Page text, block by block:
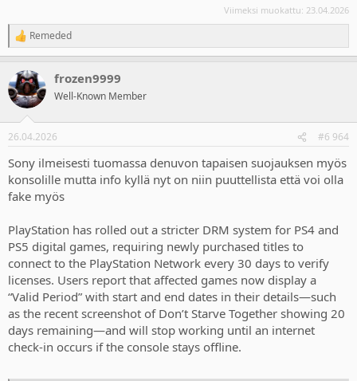
Viimeksi muokattu: 23.04.2026
R
e
c
t
i
n
s
Remeded
frozen9999
Well-Known Member
26.04.2026 #6 964
Sony ilmeisesti tuomassa denuvon tapaisen suojauksen myös
konsolille mutta info kyllä nyt on niin puuttellista että voi olla
fake myös
PlayStation has rolled out a stricter DRM system for PS4 and
PS5 digital games, requiring newly purchased titles to
connect to the PlayStation Network every 30 days to verify
licenses. Users report that affected games now display a
“Valid Period” with start and end dates in their details—such
as the recent screenshot of Don’t Starve Together showing 20
days remaining—and will stop working until an internet
check-in occurs if the console stays offline.